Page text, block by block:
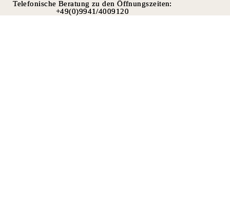
Telefonische Beratung zu den Öffnungszeiten:
+49(0)9941/4009120
Telefonische Beratung zu den Öffnungszeiten:
+49(0)9941/4009120